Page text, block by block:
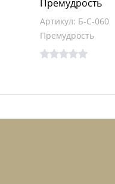
Премудрость
Артикул: Б-С-060
Премудрость